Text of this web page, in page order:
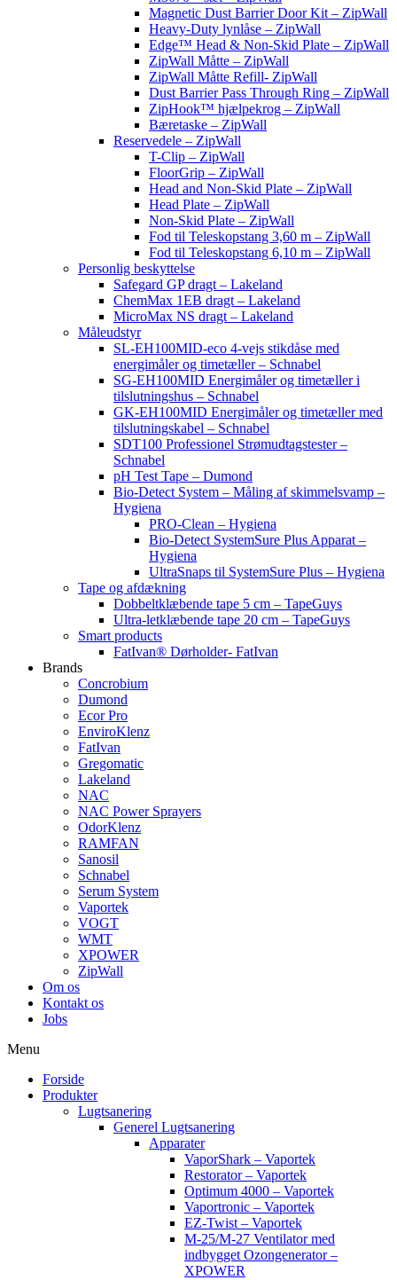
Magnetic Dust Barrier Door Kit – ZipWall
Heavy-Duty lynlåse – ZipWall
Edge™ Head & Non-Skid Plate – ZipWall
ZipWall Måtte – ZipWall
ZipWall Måtte Refill- ZipWall
Dust Barrier Pass Through Ring – ZipWall
ZipHook™ hjælpekrog – ZipWall
Bæretaske – ZipWall
Reservedele – ZipWall
T-Clip – ZipWall
FloorGrip – ZipWall
Head and Non-Skid Plate – ZipWall
Head Plate – ZipWall
Non-Skid Plate – ZipWall
Fod til Teleskopstang 3,60 m – ZipWall
Fod til Teleskopstang 6,10 m – ZipWall
Personlig beskyttelse
Safegard GP dragt – Lakeland
ChemMax 1EB dragt – Lakeland
MicroMax NS dragt – Lakeland
Måleudstyr
SL-EH100MID-eco 4-vejs stikdåse med
energimåler og timetæller – Schnabel
SG-EH100MID Energimåler og timetæller i
tilslutningshus – Schnabel
GK-EH100MID Energimåler og timetæller med
tilslutningskabel – Schnabel
SDT100 Professionel Strømudtagstester –
Schnabel
pH Test Tape – Dumond
Bio-Detect System – Måling af skimmelsvamp –
Hygiena
PRO-Clean – Hygiena
Bio-Detect SystemSure Plus Apparat –
Hygiena
UltraSnaps til SystemSure Plus – Hygiena
Tape og afdækning
Dobbeltklæbende tape 5 cm – TapeGuys
Ultra-letklæbende tape 20 cm – TapeGuys
Smart products
FatIvan® Dørholder- FatIvan
Brands
Concrobium
Dumond
Ecor Pro
EnviroKlenz
FatIvan
Gregomatic
Lakeland
NAC
NAC Power Sprayers
OdorKlenz
RAMFAN
Sanosil
Schnabel
Serum System
Vaportek
VOGT
WMT
XPOWER
ZipWall
Om os
Kontakt os
Jobs
Menu
Forside
Produkter
Lugtsanering
Generel Lugtsanering
Apparater
VaporShark – Vaportek
Restorator – Vaportek
Optimum 4000 – Vaportek
Vaportronic – Vaportek
EZ-Twist – Vaportek
M-25/M-27 Ventilator med
indbygget Ozongenerator –
XPOWER